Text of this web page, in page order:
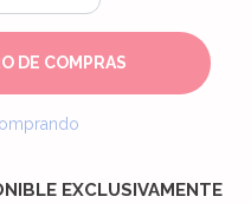
EXCLUSIVAMENTE